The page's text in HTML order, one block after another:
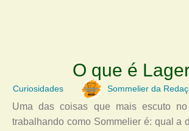
O que é
Curiosidades Sommelier da
Uma das coisas que mais escuto
trabalhando como Sommelier é: qual a